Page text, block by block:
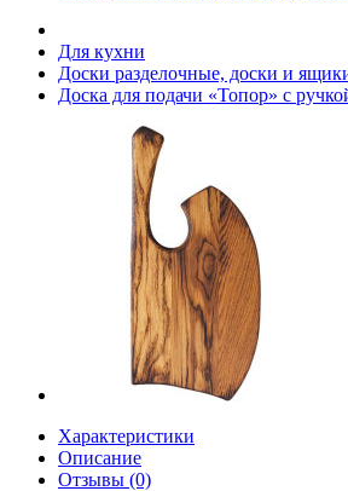
Для кухни
Доски разделочные, доски и
Доска для подачи «Топор» с
Характеристики
Описание
Отзывы (0)